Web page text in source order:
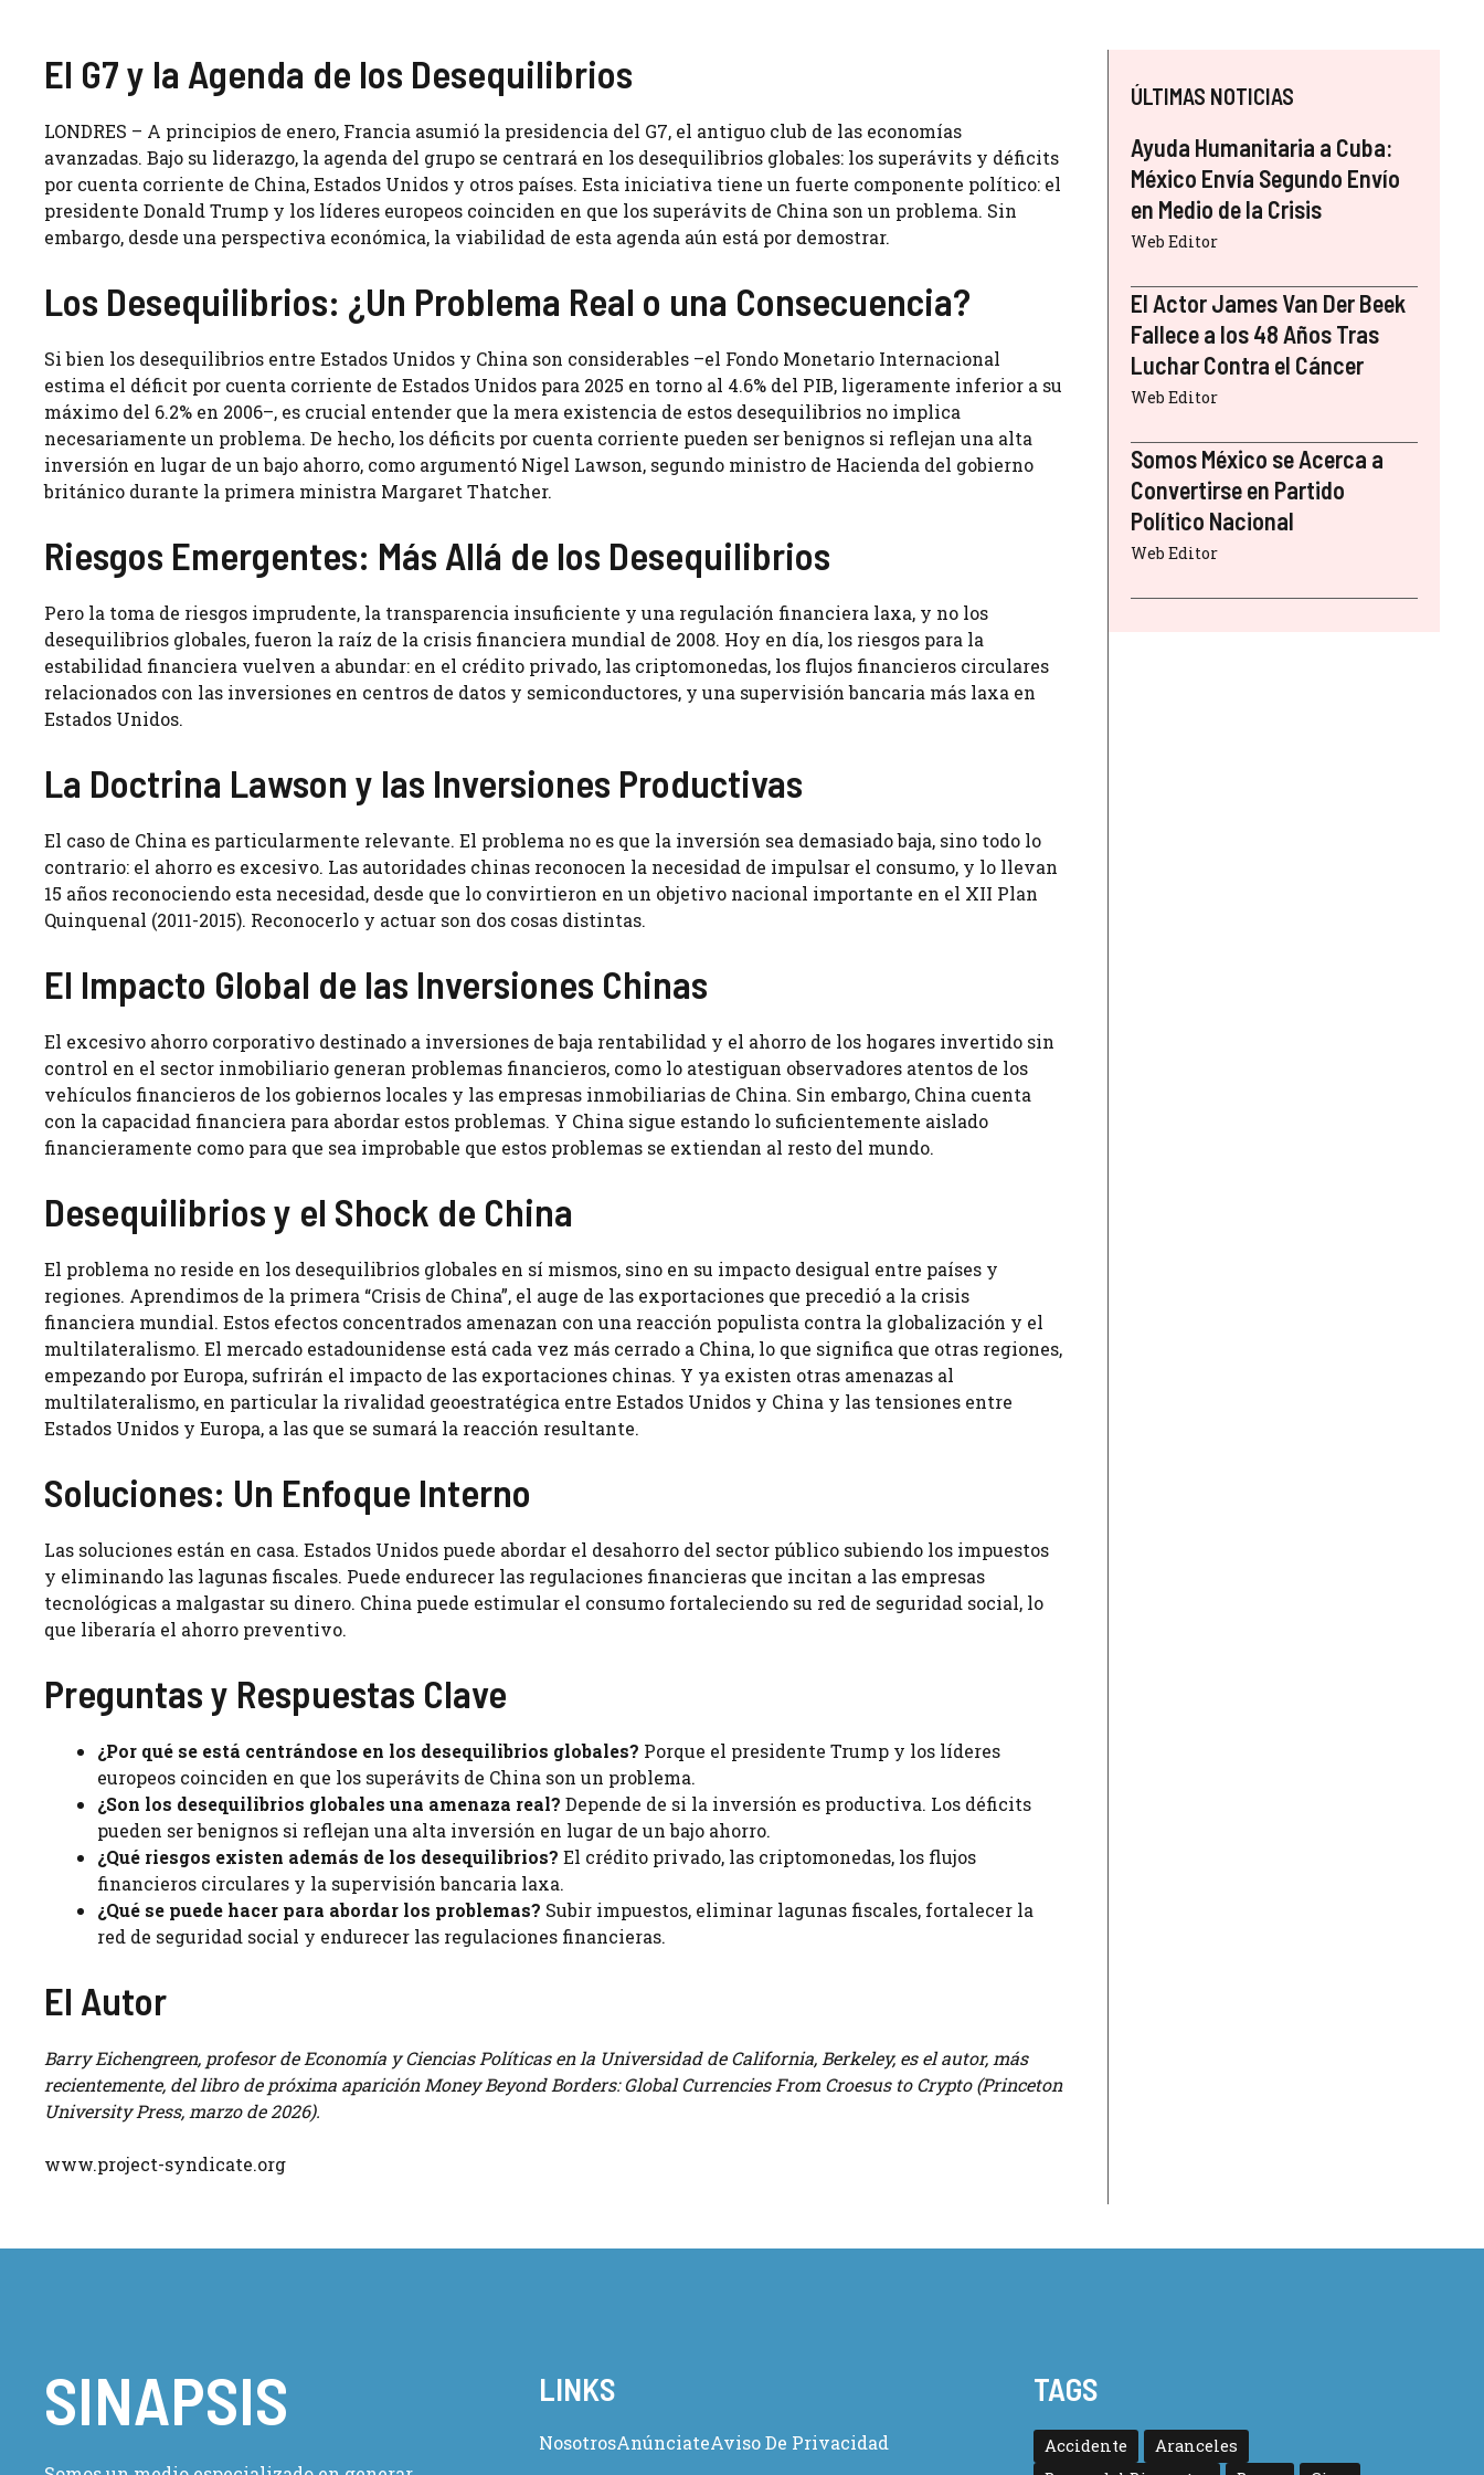
El G7 y la Agenda de los Desequilibrios
LONDRES – A principios de enero, Francia asumió la presidencia del G7, el antiguo club de las economías
avanzadas. Bajo su liderazgo, la agenda del grupo se centrará en los desequilibrios globales: los superávits y déficits
por cuenta corriente de China, Estados Unidos y otros países. Esta iniciativa tiene un fuerte componente político: el
presidente Donald Trump y los líderes europeos coinciden en que los superávits de China son un problema. Sin
embargo, desde una perspectiva económica, la viabilidad de esta agenda aún está por demostrar.
Los Desequilibrios: ¿Un Problema Real o una Consecuencia?
Si bien los desequilibrios entre Estados Unidos y China son considerables –el Fondo Monetario Internacional
estima el déficit por cuenta corriente de Estados Unidos para 2025 en torno al 4.6% del PIB, ligeramente inferior a su
máximo del 6.2% en 2006–, es crucial entender que la mera existencia de estos desequilibrios no implica
necesariamente un problema. De hecho, los déficits por cuenta corriente pueden ser benignos si reflejan una alta
inversión en lugar de un bajo ahorro, como argumentó Nigel Lawson, segundo ministro de Hacienda del gobierno
británico durante la primera ministra Margaret Thatcher.
Riesgos Emergentes: Más Allá de los Desequilibrios
Pero la toma de riesgos imprudente, la transparencia insuficiente y una regulación financiera laxa, y no los
desequilibrios globales, fueron la raíz de la crisis financiera mundial de 2008. Hoy en día, los riesgos para la
estabilidad financiera vuelven a abundar: en el crédito privado, las criptomonedas, los flujos financieros circulares
relacionados con las inversiones en centros de datos y semiconductores, y una supervisión bancaria más laxa en
Estados Unidos.
La Doctrina Lawson y las Inversiones Productivas
El caso de China es particularmente relevante. El problema no es que la inversión sea demasiado baja, sino todo lo
contrario: el ahorro es excesivo. Las autoridades chinas reconocen la necesidad de impulsar el consumo, y lo llevan
15 años reconociendo esta necesidad, desde que lo convirtieron en un objetivo nacional importante en el XII Plan
Quinquenal (2011-2015). Reconocerlo y actuar son dos cosas distintas.
El Impacto Global de las Inversiones Chinas
El excesivo ahorro corporativo destinado a inversiones de baja rentabilidad y el ahorro de los hogares invertido sin
control en el sector inmobiliario generan problemas financieros, como lo atestiguan observadores atentos de los
vehículos financieros de los gobiernos locales y las empresas inmobiliarias de China. Sin embargo, China cuenta
con la capacidad financiera para abordar estos problemas. Y China sigue estando lo suficientemente aislado
financieramente como para que sea improbable que estos problemas se extiendan al resto del mundo.
Desequilibrios y el Shock de China
El problema no reside en los desequilibrios globales en sí mismos, sino en su impacto desigual entre países y
regiones. Aprendimos de la primera “Crisis de China”, el auge de las exportaciones que precedió a la crisis
financiera mundial. Estos efectos concentrados amenazan con una reacción populista contra la globalización y el
multilateralismo. El mercado estadounidense está cada vez más cerrado a China, lo que significa que otras regiones,
empezando por Europa, sufrirán el impacto de las exportaciones chinas. Y ya existen otras amenazas al
multilateralismo, en particular la rivalidad geoestratégica entre Estados Unidos y China y las tensiones entre
Estados Unidos y Europa, a las que se sumará la reacción resultante.
Soluciones: Un Enfoque Interno
Las soluciones están en casa. Estados Unidos puede abordar el desahorro del sector público subiendo los impuestos
y eliminando las lagunas fiscales. Puede endurecer las regulaciones financieras que incitan a las empresas
tecnológicas a malgastar su dinero. China puede estimular el consumo fortaleciendo su red de seguridad social, lo
que liberaría el ahorro preventivo.
Preguntas y Respuestas Clave
¿Por qué se está centrándose en los desequilibrios globales? Porque el presidente Trump y los líderes
europeos coinciden en que los superávits de China son un problema.
¿Son los desequilibrios globales una amenaza real? Depende de si la inversión es productiva. Los déficits
pueden ser benignos si reflejan una alta inversión en lugar de un bajo ahorro.
¿Qué riesgos existen además de los desequilibrios? El crédito privado, las criptomonedas, los flujos
financieros circulares y la supervisión bancaria laxa.
¿Qué se puede hacer para abordar los problemas? Subir impuestos, eliminar lagunas fiscales, fortalecer la
red de seguridad social y endurecer las regulaciones financieras.
El Autor
Barry Eichengreen, profesor de Economía y Ciencias Políticas en la Universidad de California, Berkeley, es el autor, más
recientemente, del libro de próxima aparición Money Beyond Borders: Global Currencies From Croesus to Crypto (Princeton
University Press, marzo de 2026).
www.project-syndicate.org
ÚLTIMAS NOTICIAS
Ayuda Humanitaria a Cuba:
México Envía Segundo Envío
en Medio de la Crisis
Web Editor
El Actor James Van Der Beek
Fallece a los 48 Años Tras
Luchar Contra el Cáncer
Web Editor
Somos México se Acerca a
Convertirse en Partido
Político Nacional
Web Editor
SINAPSIS LINKS
NosotrosAnúnciateAviso De Privacidad
TAGS
Accidente
Aranceles